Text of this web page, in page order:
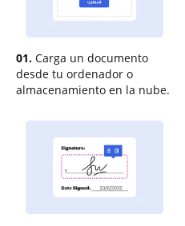
01. Carga un documento
desde tu ordenador o
almacenamiento en la nube.